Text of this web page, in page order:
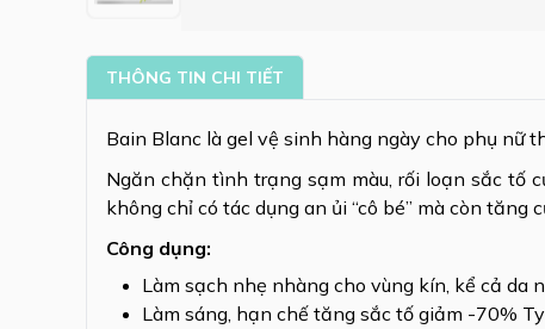
THÔNG TIN CHI TIẾT
Bain Blanc là gel vệ sinh hàng ngày cho phụ nữ
Ngăn chặn tình trạng sạm màu, rối loạn sắc tố
không chỉ có tác dụng an ủi “cô bé” mà còn
Công dụng:
Làm sạch nhẹ nhàng cho vùng kín, kể cả da
Làm sáng, hạn chế tăng sắc tố giảm -70%